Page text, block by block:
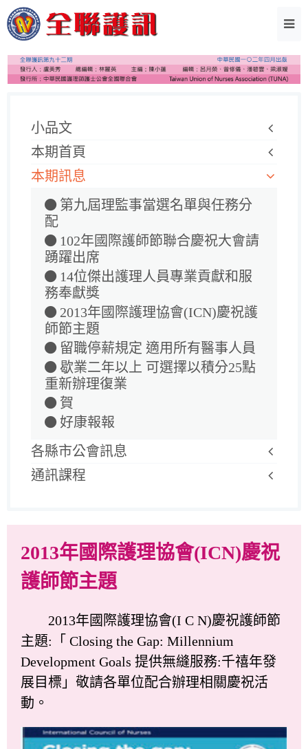
小品文
本期首頁
本期訊息
第九屆理監事當選名單與任務分
配
102年國際護師節聯合慶祝大會請
踴躍出席
14位傑出護理人員專業貢獻和服
務奉獻獎
2013年國際護理協會(ICN)慶祝護
師節主題
留職停薪規定 適用所有醫事人員
歇業二年以上 可選擇以積分25點
重新辦理復業
賀
好康報報
各縣市公會訊息
通訊課程
2013年國際護理協會(ICN)慶祝
護師節主題
2013年國際護理協會(I C N)慶祝護師節
主題:「 Closing the Gap: Millennium
Development Goals 提供無縫服務:千禧年發
展目標」敬請各單位配合辦理相關慶祝活
動。